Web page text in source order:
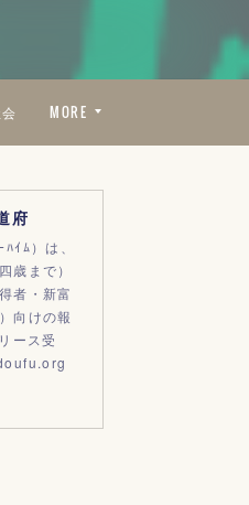
MORE
府
ｲﾑ）は、
歳まで）
者・新富
向けの報
ース受